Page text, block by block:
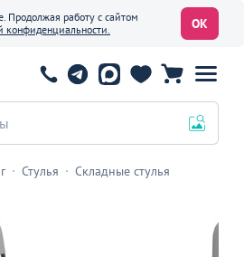
работу с сайтом
конфиденциальности. ОК
Стулья Складные стулья